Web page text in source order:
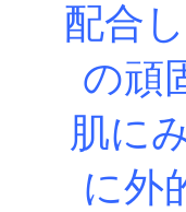
配合
の頑
肌に
に外